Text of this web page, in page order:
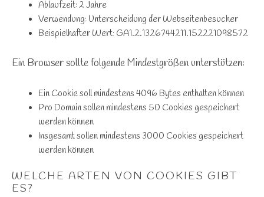
Ablaufzeit: 2 Jahre
Verwendung: Unterscheidung der Webseitenbesucher
Beispielhafter Wert: GA1.2.1326744211.152221098572
Ein Browser sollte folgende Mindestgrößen unterstützen:
Ein Cookie soll mindestens 4096 Bytes enthalten können
Pro Domain sollen mindestens 50 Cookies gespeichert
werden können
Insgesamt sollen mindestens 3000 Cookies gespeichert
werden können
WELCHE ARTEN VON COOKIES GIBT
ES?